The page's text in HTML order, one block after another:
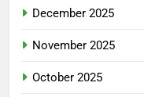
December 2025
November 2025
October 2025